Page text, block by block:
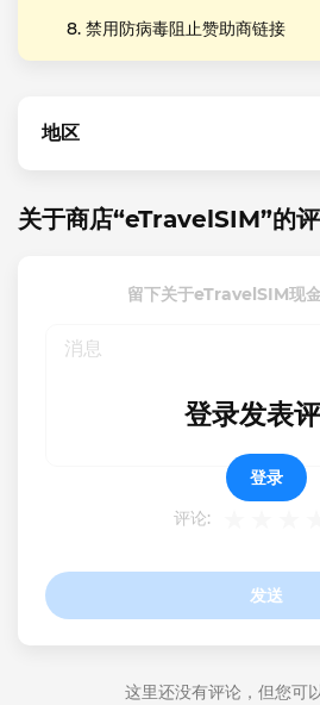
禁用防病毒阻止赞助商链接
地区
关于商店“eTravelSIM”的
留下关于eTravelSIM现
评论:
发送
登录发表
登录
这里还没有评论，但您可